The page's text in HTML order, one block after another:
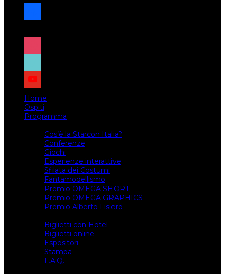
facebook
x
instagram
tiktok
youtube
Home
Ospiti
Programma
Cos’è la Starcon Italia?
Conferenze
Giochi
Esperienze interattive
Sfilata dei Costumi
Fantamodellismo
Premio OMEGA SHORT
Premio OMEGA GRAPHICS
Premio Alberto Lisiero
Biglietti con Hotel
Biglietti online
Espositori
Stampa
F.A.Q.